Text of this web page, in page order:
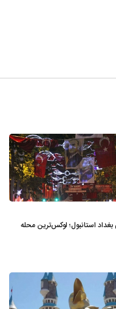
بغداد استانبول؛ لوکس‌ترین محله